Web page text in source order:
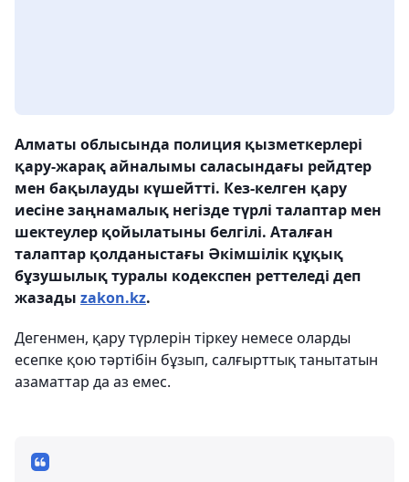
Алматы облысында полиция қызметкерлері
қару-жарақ айналымы саласындағы рейдтер
мен бақылауды күшейтті. Кез-келген қару
иесіне заңнамалық негізде түрлі талаптар мен
шектеулер қойылатыны белгілі. Аталған
талаптар қолданыстағы Әкімшілік құқық
бұзушылық туралы кодекспен реттеледі деп
жазады zakon.kz.
Дегенмен, қару түрлерін тіркеу немесе оларды
есепке қою тәртібін бұзып, салғырттық танытатын
азаматтар да аз емес.